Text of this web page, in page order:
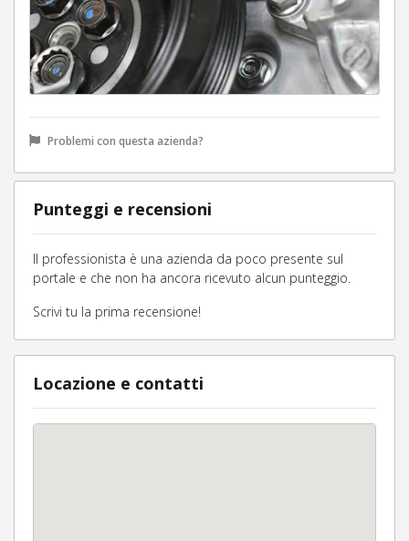
Problemi con questa azienda?
Punteggi e recensioni
Il professionista è una azienda da poco presente sul
portale e che non ha ancora ricevuto alcun punteggio.
Scrivi tu la prima recensione!
Locazione e contatti